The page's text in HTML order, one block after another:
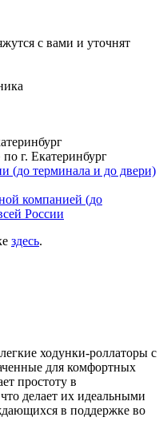
с вами и уточнят
г. Екатеринбург
(до терминала и до двери)
компанией (до
России
здесь.
ходунки-роллаторы с
для комфортных
простоту в
делает их идеальными
в поддержке во